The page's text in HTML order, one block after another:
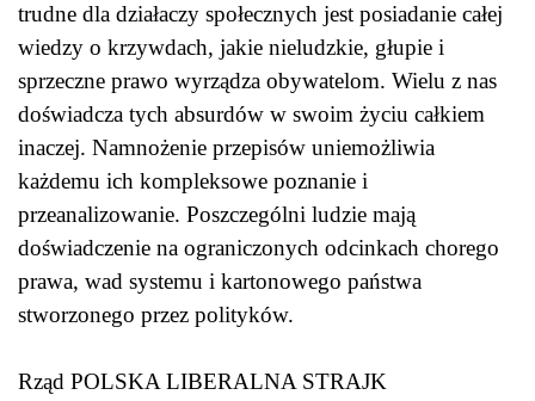
trudne dla działaczy społecznych jest posiadanie całej
wiedzy o krzywdach, jakie nieludzkie, głupie i
sprzeczne prawo wyrządza obywatelom. Wielu z nas
doświadcza tych absurdów w swoim życiu całkiem
inaczej. Namnożenie przepisów uniemożliwia
każdemu ich kompleksowe poznanie i
przeanalizowanie. Poszczególni ludzie mają
doświadczenie na ograniczonych odcinkach chorego
prawa, wad systemu i kartonowego państwa
stworzonego przez polityków.
Rząd POLSKA LIBERALNA STRAJK